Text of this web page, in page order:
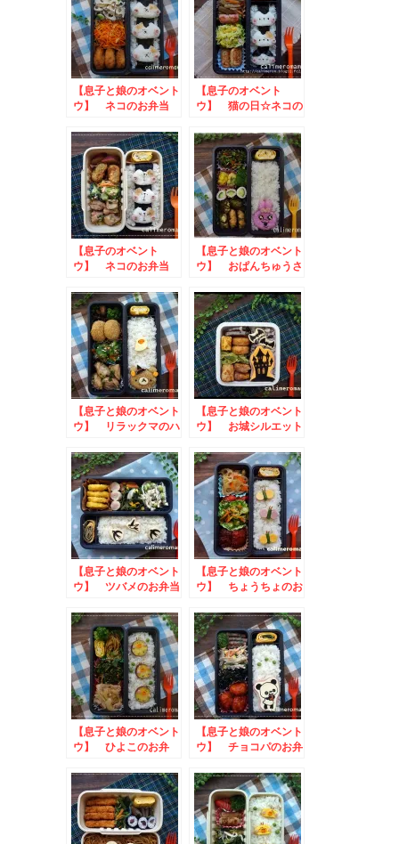
【息子と娘のオベント
ウ】 ネコのお弁当
【息子のオベント
ウ】 猫の日☆ネコの
【息子のオベント
ウ】 ネコのお弁当
アイデアコンテスト
2023
【息子と娘のオベント
ウ】 おぱんちゅうさ
【息子と娘のオベント
ウ】 リラックマのハ
【息子と娘のオベント
ウ】 お城シルエット
【息子と娘のオベント
ウ】 ツバメのお弁当
【息子と娘のオベント
ウ】 ちょうちょのお
【息子と娘のオベント
ウ】 ひよこのお弁
ォトキャンペーン
【息子と娘のオベント
ウ】 チョコパのお弁